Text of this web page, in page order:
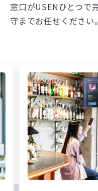
窓口がUSENひとつで
守までお任せください。